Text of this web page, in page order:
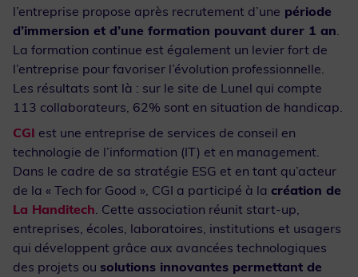
l’entreprise propose après recrutement d’une période
d’immersion et d’une formation pouvant durer 1 an.
La formation continue est également un levier fort de
l’entreprise pour favoriser l’évolution professionnelle.
Les résultats sont là : sur le site de Lunel qui compte
113 collaborateurs, 62% sont en situation de handicap.
CGI est une entreprise de services de conseil en
technologie de l’information (IT) et en management.
Dans le cadre de sa stratégie ESG et en tant qu’acteur
de la « Tech for Good », CGI a participé à la création de
La Handitech. Cette association réunit start-up,
entreprises, écoles, laboratoires, institutions et usagers
qui développent grâce aux avancées technologiques
des projets ou solutions innovantes permettant de